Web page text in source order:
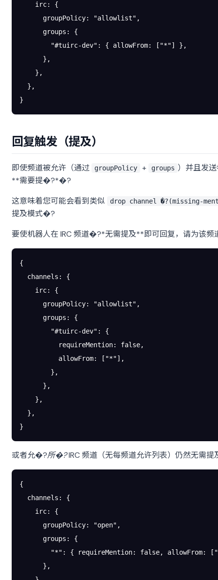
    irc
: {
      groupPolicy
: "allowlist" ,
      groups
: {
        "#tuirc-dev"
: { allowFrom: [ "*"] },
      },
    },
  },
}
回复触发（提及）
即使频道被允许（通过 groupPolicy + groups ）并且发
**需要提�?*�?
这意味着您可能会看到类似
drop channel �?(missing-
提及模式�?
要使机器人在 IRC 频道�?*无需提及**即可回复，请为该
{
  channels
: {
    irc
: {
      groupPolicy
: "allowlist" ,
      groups
: {
        "#tuirc-dev"
: {
          requireMention
: false,
          allowFrom
: [ "*"],
        },
      },
    },
  },
}
或者允�?所�?IRC 频道（无每频道允许列表）仍然无需
{
  channels
: {
    irc
: {
      groupPolicy
: "open" ,
      groups
: {
        "*"
: { requireMention: false, allowFrom: [
      },